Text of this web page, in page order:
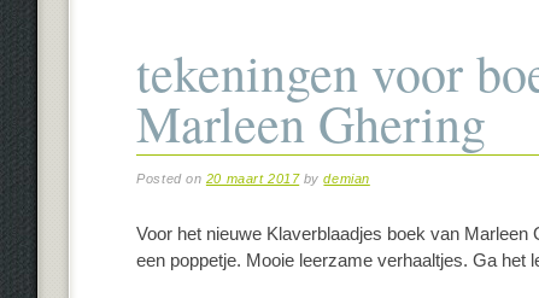
tekeningen voor
Marleen Ghering
Posted on 20 maart 2017 bydemian
Voor het nieuwe Klaverblaadjes boek van
een poppetje. Mooie leerzame verhaaltjes. Ga het